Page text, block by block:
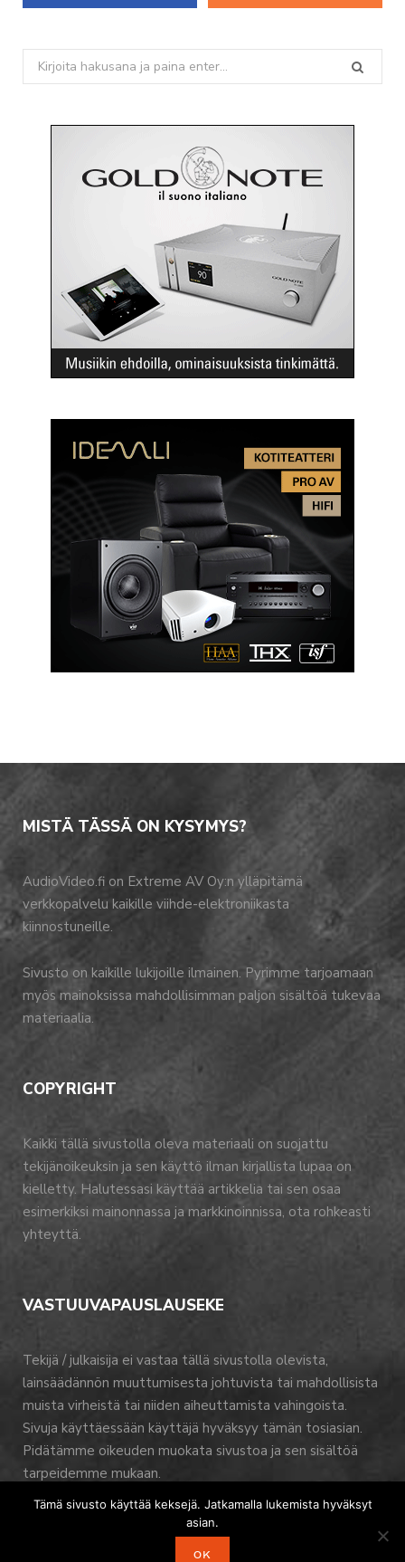
Search
for:
MISTÄ TÄSSÄ ON KYSYMYS?
AudioVideo.fi on Extreme AV Oy:n ylläpitämä
verkkopalvelu kaikille viihde-elektroniikasta
kiinnostuneille.
Sivusto on kaikille lukijoille ilmainen. Pyrimme tarjoamaan
myös mainoksissa mahdollisimman paljon sisältöä tukevaa
materiaalia.
COPYRIGHT
Kaikki tällä sivustolla oleva materiaali on suojattu
tekijänoikeuksin ja sen käyttö ilman kirjallista lupaa on
kielletty. Halutessasi käyttää artikkelia tai sen osaa
esimerkiksi mainonnassa ja markkinoinnissa, ota rohkeasti
yhteyttä.
VASTUUVAPAUSLAUSEKE
Tekijä / julkaisija ei vastaa tällä sivustolla olevista,
lainsäädännön muuttumisesta johtuvista tai mahdollisista
muista virheistä tai niiden aiheuttamista vahingoista.
Sivuja käyttäessään käyttäjä hyväksyy tämän tosiasian.
Pidätämme oikeuden muokata sivustoa ja sen sisältöä
tarpeidemme mukaan.
Tämä sivusto käyttää keksejä. Jatkamalla lukemista hyväksyt
asian.
OK